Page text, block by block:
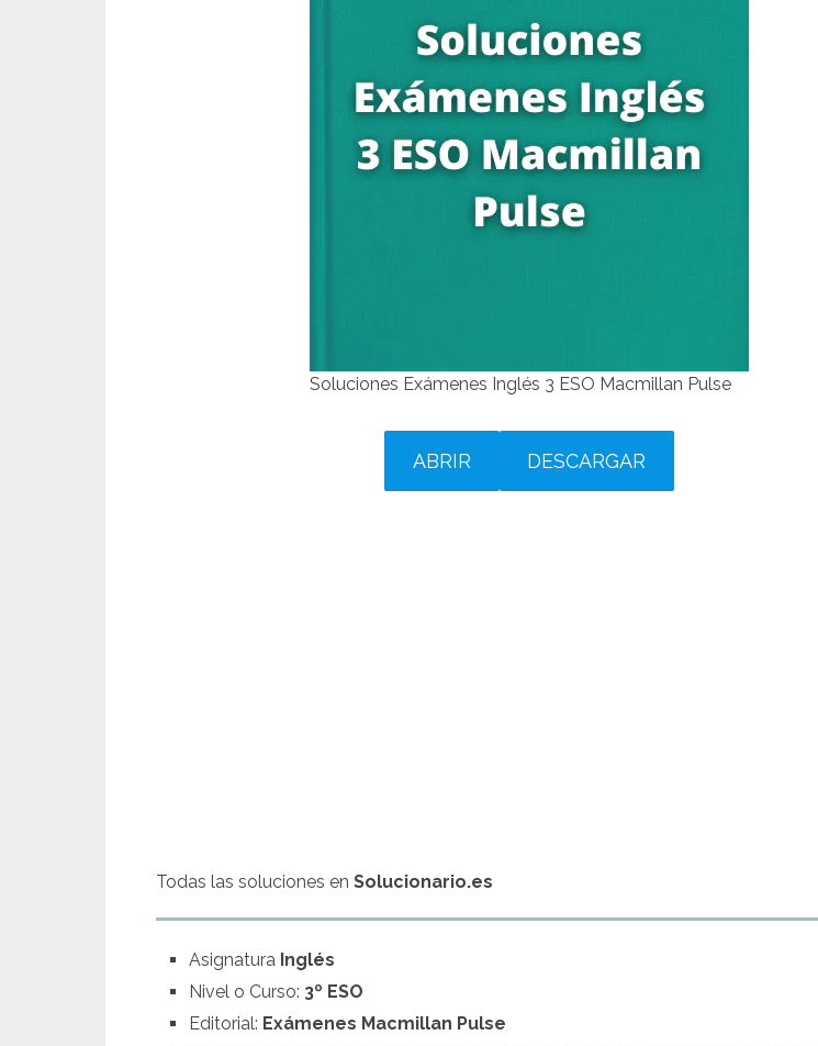
Soluciones Exámenes Inglés 3 ESO Macmillan Pulse
ABRIR DESCARGAR
Todas las soluciones en Solucionario.es
Asignatura Inglés
Nivel o Curso: 3º ESO
Editorial: Exámenes Macmillan Pulse